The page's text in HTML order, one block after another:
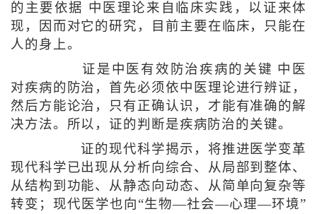
的主要依据 中医理论来自临床实践，以证来体
现，因而对它的研究，目前主要在临床，只能在
人的身上。
证是中医有效防治疾病的关键 中医
对疾病的防治，首先必须依中医理论进行辨证，
然后方能论治，只有正确认识，才能有准确的解
决方法。所以，证的判断是疾病防治的关键。
证的现代科学揭示，将推进医学变革
现代科学已出现从分析向综合、从局部到整体、
从结构到功能、从静态向动态、从简单向复杂等
转变；现代医学也向“生物—社会—心理—环境”